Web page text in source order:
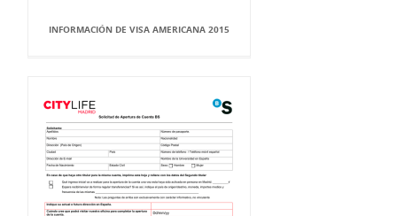
INFORMACIÓN DE VISA AMERICANA 2015